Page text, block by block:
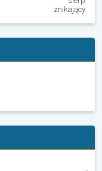
znikający